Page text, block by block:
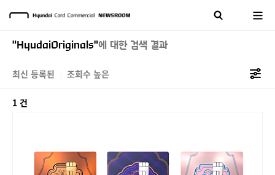
"HyudaiOriginals"에 대한 검색 결과
최신 등록된 조회수 높은
1 건